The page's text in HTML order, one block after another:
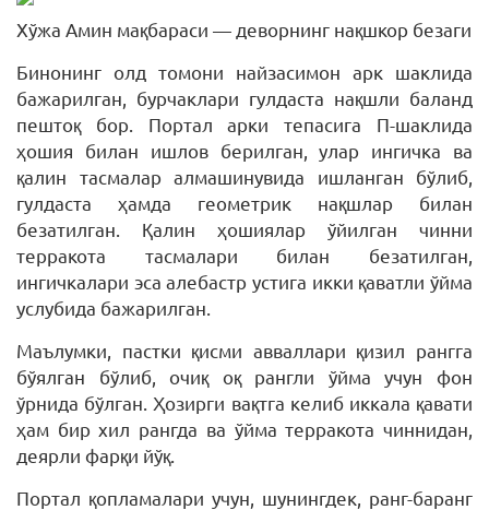
Хўжа Амин мақбараси — деворнинг нақшкор безаги
Бинонинг олд томони найзасимон арк шаклида
бажарилган, бурчаклари гулдаста нақшли баланд
пештоқ бор. Портал арки тепасига П-шаклида
ҳошия билан ишлов берилган, улар ингичка ва
қалин тасмалар алмашинувида ишланган бўлиб,
гулдаста ҳамда геометрик нақшлар билан
безатилган. Қалин ҳошиялар ўйилган чинни
терракота тасмалари билан безатилган,
ингичкалари эса алебастр устига икки қаватли ўйма
услубида бажарилган.
Маълумки, пастки қисми авваллари қизил рангга
бўялган бўлиб, очиқ оқ рангли ўйма учун фон
ўрнида бўлган. Ҳозирги вақтга келиб иккала қавати
ҳам бир хил рангда ва ўйма терракота чиннидан,
деярли фарқи йўқ.
Портал қопламалари учун, шунингдек, ранг-баранг